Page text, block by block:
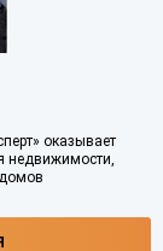
оказывает